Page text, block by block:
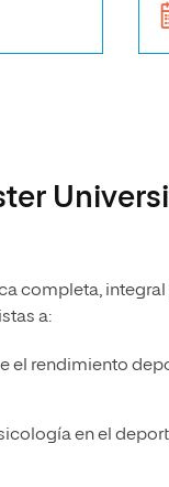
completa,
a:
el rendimiento
en el